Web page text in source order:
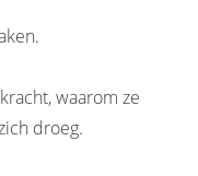
waarom ze
droeg.